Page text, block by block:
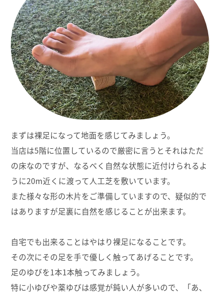
まずは裸足になって地面を感じてみましょう。
当店は5階に位置しているので厳密に言うとそれはただ
の床なのですが、なるべく自然な状態に近付けられるよ
うに20m近くに渡って人工芝を敷いています。
また様々な形の木片をご準備していますので、疑似的で
はありますが足裏に自然を感じることが出来ます。
自宅でも出来ることはやはり裸足になることです。
その次にその足を手で優しく触ってあげることです。
足のゆびを1本1本触ってみましょう。
特に小ゆびや薬ゆびは感覚が鈍い人が多いので、「あ、